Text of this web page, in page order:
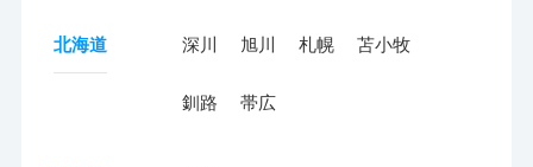
北海道 深川 旭川 札幌 苫小牧
釧路 帯広